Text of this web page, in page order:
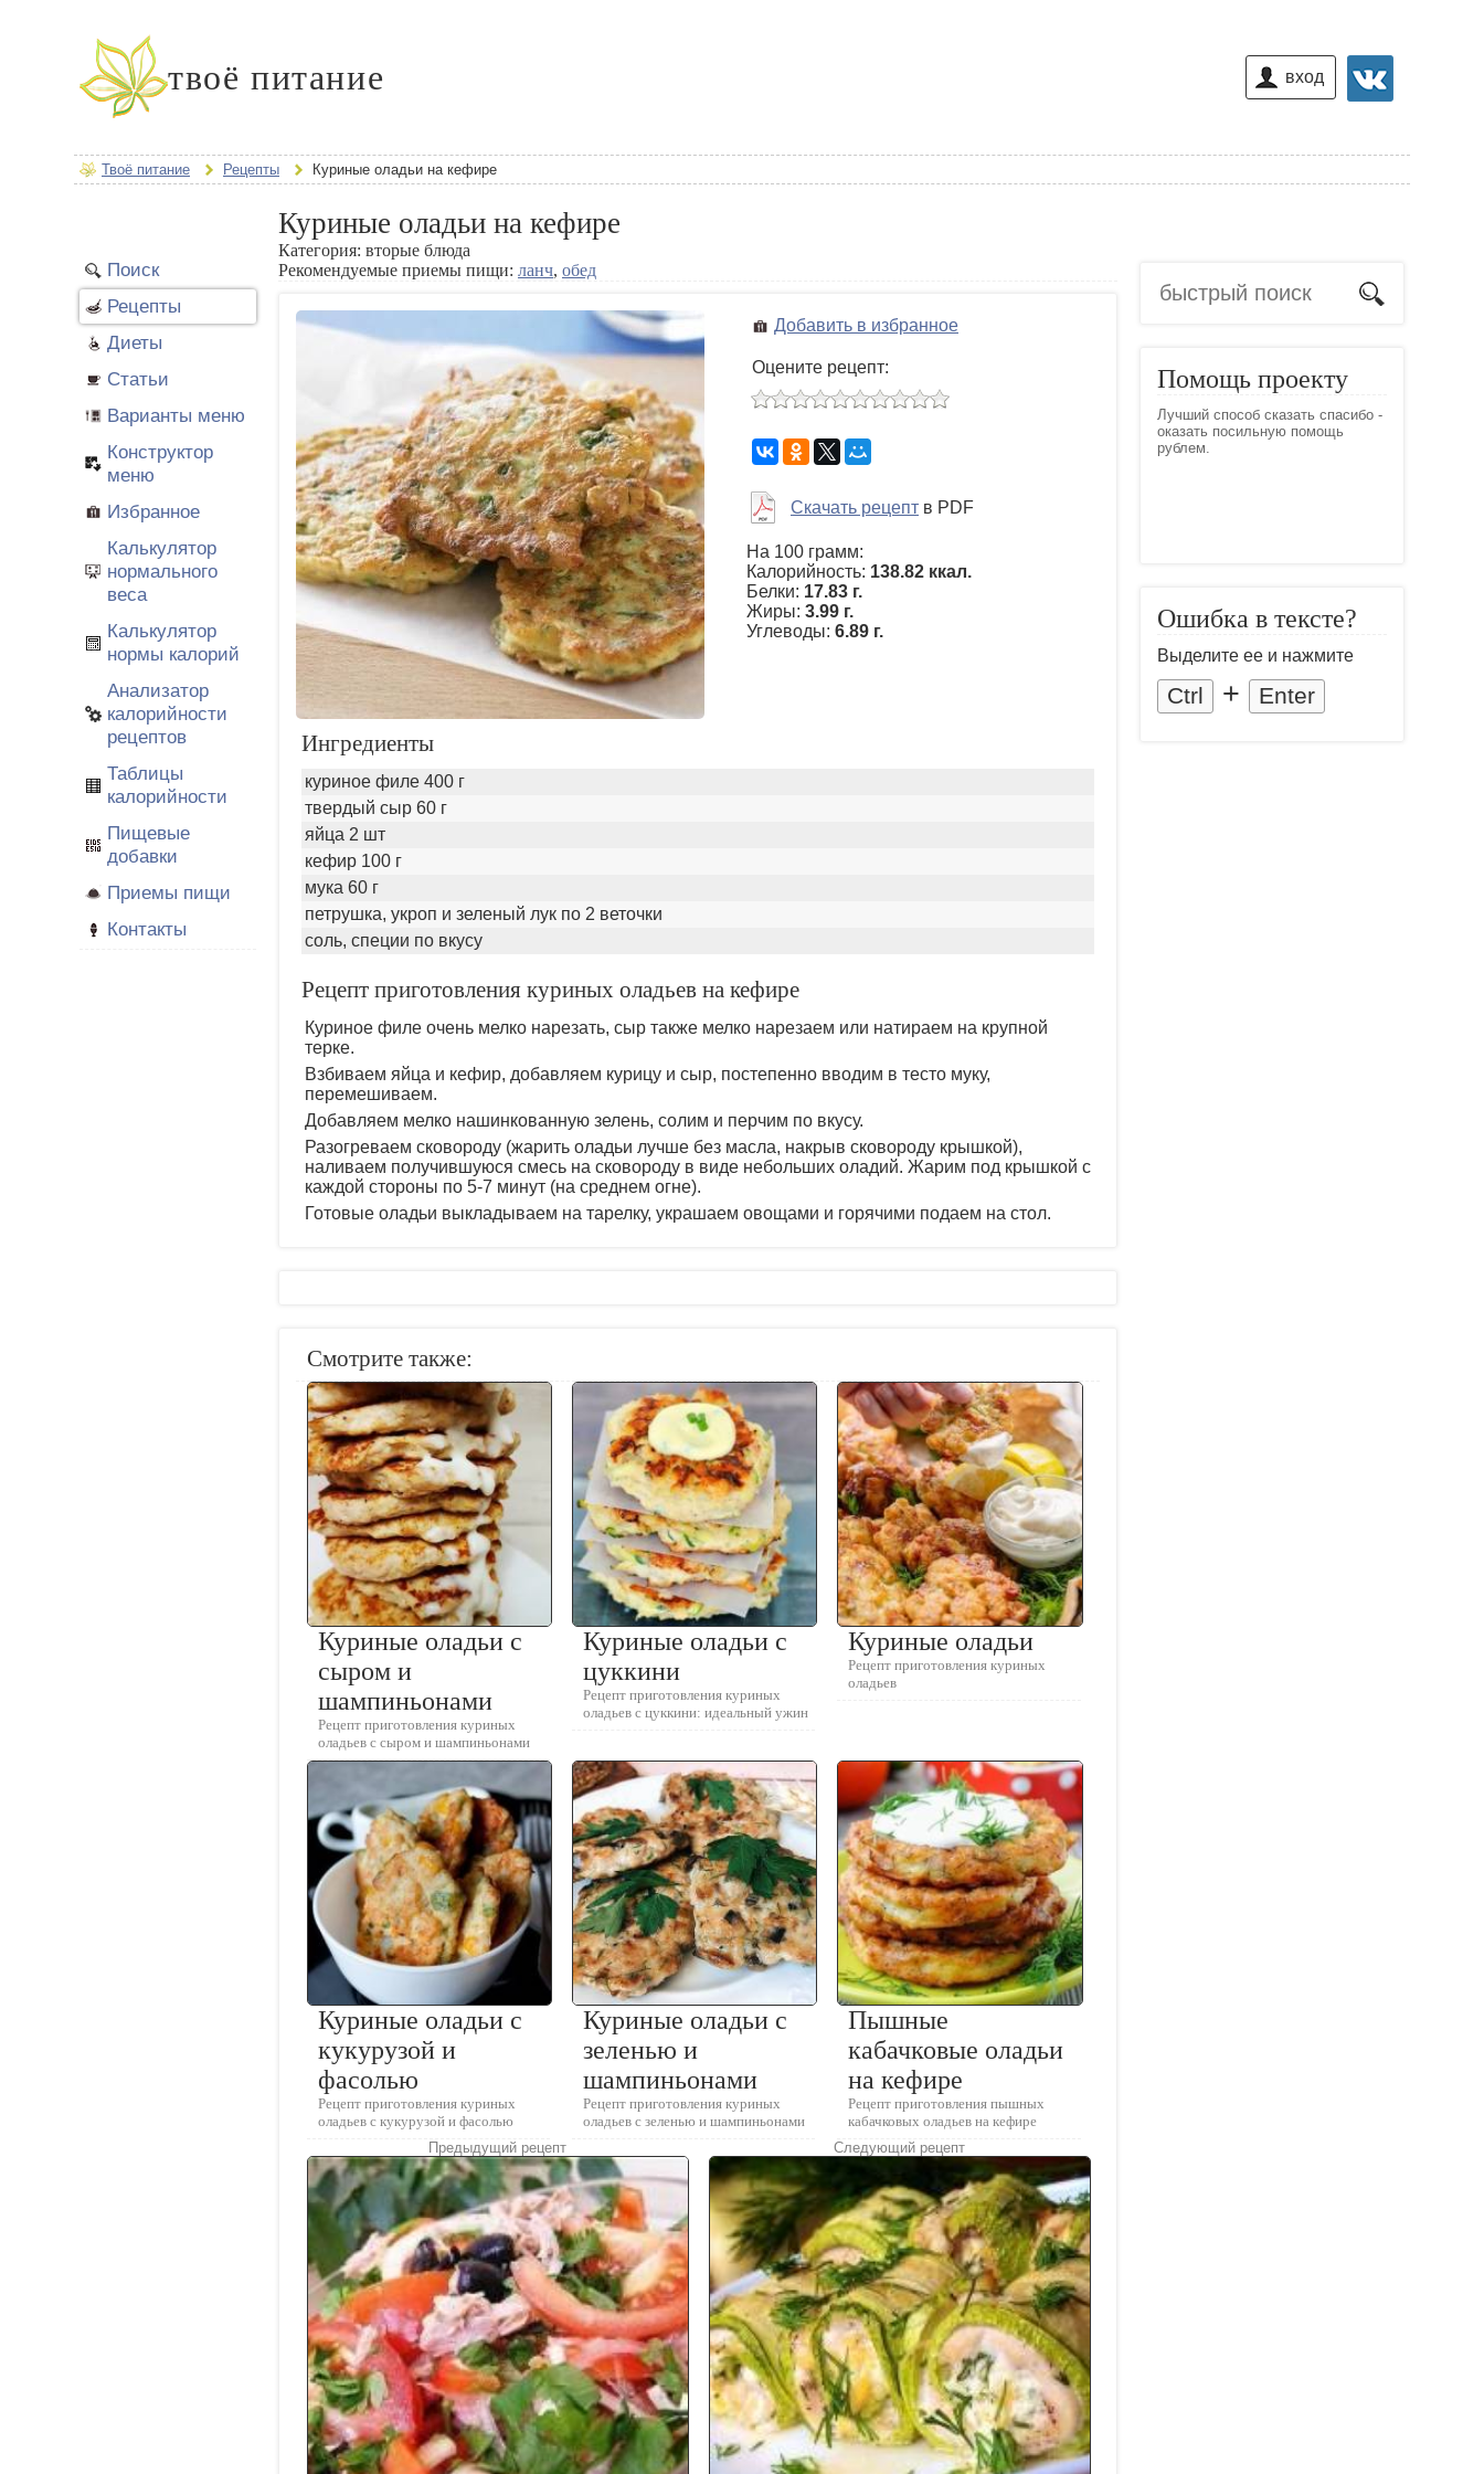
твоё питание вход
Твоё питание Рецепты Куриные оладьи на кефире
Поиск
Рецепты
Диеты
Статьи
Варианты меню
Конструктор
меню
Избранное
Калькулятор
нормального
веса
Калькулятор
нормы калорий
Анализатор
калорийности
рецептов
Таблицы
калорийности
Пищевые
добавки
Приемы пищи
Контакты
Куриные оладьи на кефире
Категория: вторые блюда
Рекомендуемые приемы пищи: ланч, обед
Добавить в избранное
Оцените рецепт:
Скачать рецепт в PDF
На 100 грамм:
Калорийность: 138.82 ккал.
Белки: 17.83 г.
Жиры: 3.99 г.
Углеводы: 6.89 г.
Ингредиенты
куриное филе 400 г
твердый сыр 60 г
яйца 2 шт
кефир 100 г
мука 60 г
петрушка, укроп и зеленый лук по 2 веточки
соль, специи по вкусу
Рецепт приготовления куриных оладьев на кефире
Куриное филе очень мелко нарезать, сыр также мелко нарезаем или натираем на крупной
терке.
Взбиваем яйца и кефир, добавляем курицу и сыр, постепенно вводим в тесто муку,
перемешиваем.
Добавляем мелко нашинкованную зелень, солим и перчим по вкусу.
Разогреваем сковороду (жарить оладьи лучше без масла, накрыв сковороду крышкой),
наливаем получившуюся смесь на сковороду в виде небольших оладий. Жарим под крышкой с
каждой стороны по 5-7 минут (на среднем огне).
Готовые оладьи выкладываем на тарелку, украшаем овощами и горячими подаем на стол.
Смотрите также:
Куриные оладьи с
сыром и
шампиньонами
Рецепт приготовления куриных
оладьев с сыром и шампиньонами
Куриные оладьи с
цуккини
Рецепт приготовления куриных
оладьев с цуккини: идеальный ужин
Куриные оладьи
Рецепт приготовления куриных
оладьев
Куриные оладьи с
кукурузой и
фасолью
Рецепт приготовления куриных
оладьев с кукурузой и фасолью
Куриные оладьи с
зеленью и
шампиньонами
Рецепт приготовления куриных
оладьев с зеленью и шампиньонами
Пышные
кабачковые оладьи
на кефире
Рецепт приготовления пышных
кабачковых оладьев на кефире
Предыдущий рецепт
Следующий рецепт
Помощь проекту
Лучший способ сказать спасибо -
оказать посильную помощь
рублем.
Ошибка в тексте?
Выделите ее и нажмите
Ctrl + Enter